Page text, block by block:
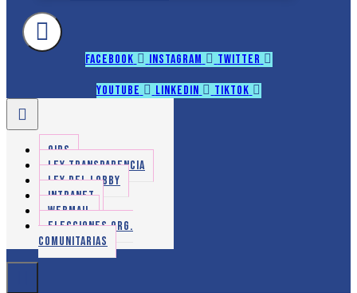
Facebook Instagram Twitter
Youtube Linkedin Tiktok
OIRS
LEY TRANSPARENCIA
LEY DEL LOBBY
INTRANET
WEBMAIL
ELECCIONES ORG.
COMUNITARIAS